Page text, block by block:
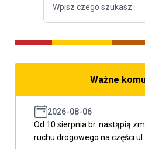
Ważne
2026-08-06
Od 10 sierpnia br. nastąpią
ruchu drogowego na części